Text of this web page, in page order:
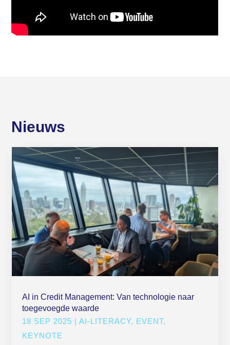
Nieuws
AI in Credit Management: Van technologie naar
toegevoegde waarde
18 SEP 2025 |AI-LITERACY, EVENT,
KEYNOTE